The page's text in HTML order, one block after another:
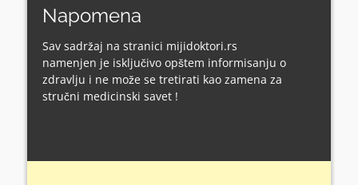
Napomena
Sav sadržaj na stranici mijidoktori.rs
namenjen je isključivo opštem informisanju o
zdravlju i ne može se tretirati kao zamena za
stručni medicinski savet !